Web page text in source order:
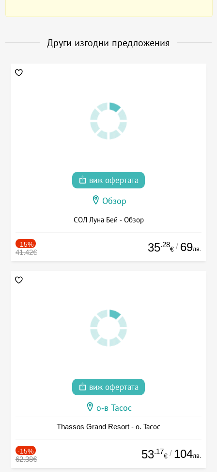
Други изгодни предложения
виж офертата
Обзор
СОЛ Луна Бей - Обзор
-15%
41.42€ 35.28
€ / 69лв.
виж офертата
о-в Тасос
Thassos Grand Resort - о. Тасос
-15%
62.38€ 53.17
€ / 104лв.